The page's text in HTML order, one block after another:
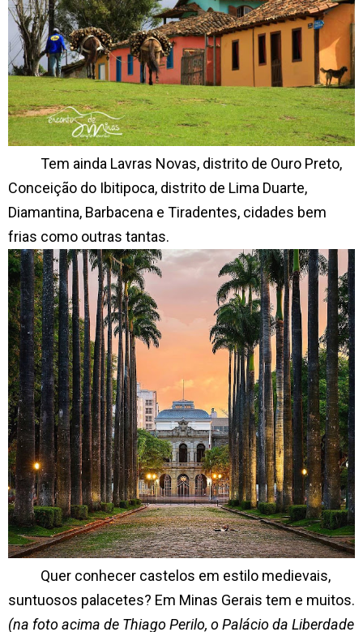
Tem ainda Lavras Novas, distrito de Ouro Preto,
Conceição do Ibitipoca, distrito de Lima Duarte,
Diamantina, Barbacena e Tiradentes, cidades bem
frias como outras tantas.
Quer conhecer castelos em estilo medievais,
suntuosos palacetes? Em Minas Gerais tem e muitos.
(na foto acima de Thiago Perilo, o Palácio da Liberdade